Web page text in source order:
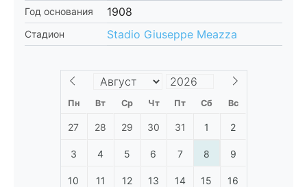
Год основания
1908
Стадион Stadio Giuseppe Meazza
Пн Вт Ср Чт Пт Сб Вс
27 28 29 30 31 1 2
3 4 5 6 7 8 9
10 11 12 13 14 15 16